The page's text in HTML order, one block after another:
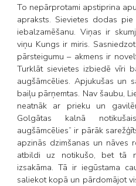
To nepārprotami apstiprina
apraksts. Sievietes dodas
iebalzamēšanu. Viņas ir
viņu Kungs ir miris.
pārsteigumu – akmens ir
Turklāt sievietes izbiedē vīri
augšāmcēlies. Apjukušas un
baiļu pārņemtas. Nav šaubu,
neatnāk ar prieku un
Golgātas kalnā
augšāmcēlies” ir pārāk
apzinās dzimšanas un nāves
atbildi uz notikušo, bet tā
izsakāma. Tā ir iegūstama
saliekot kopā un pārdomājot